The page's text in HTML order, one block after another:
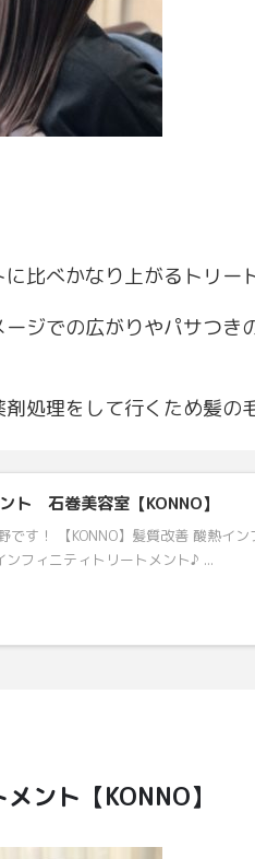
比べかなり上がるトリー
ジでの広がりやパサつき
処理をして行くため髪
ト 石巻美容室【KONNO】
です！ 【KONNO】髪質改善 酸熱イ
フィニティトリートメント♪ ...
ント【KONNO】